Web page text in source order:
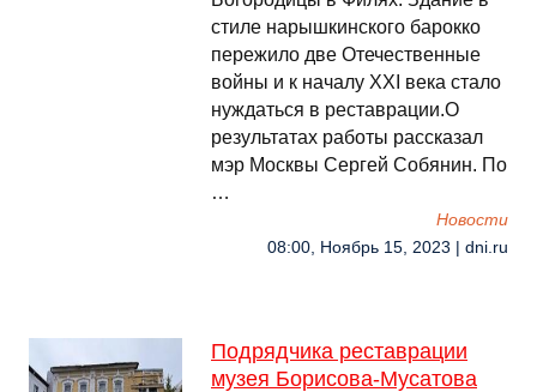
стиле нарышкинского барокко
пережило две Отечественные
войны и к началу XXI века стало
нуждаться в реставрации.О
результатах работы рассказал
мэр Москвы Сергей Собянин. По
…
Новости
08:00, Ноябрь 15, 2023 | dni.ru
Подрядчика реставрации
музея Борисова-Мусатова